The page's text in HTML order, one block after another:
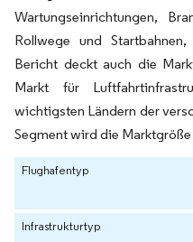
Wartungseinrichtungen,
Rollwege und
Bericht deckt auch die
Markt für
wichtigsten Ländern der
Segment wird die
Flughafentyp
Infrastrukturtyp